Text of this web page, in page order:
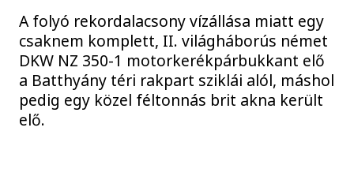
A folyó rekordalacsony vízállása miatt egy
csaknem komplett, II. világháborús német
DKW NZ 350-1 motorkerékpárbukkant elő
a Batthyány téri rakpart sziklái alól, máshol
pedig egy közel féltonnás brit akna került
elő.